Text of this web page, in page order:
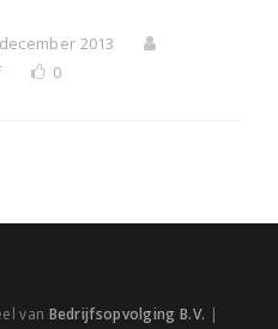
2013
0
van Bedrijfsopvolging B.V. |